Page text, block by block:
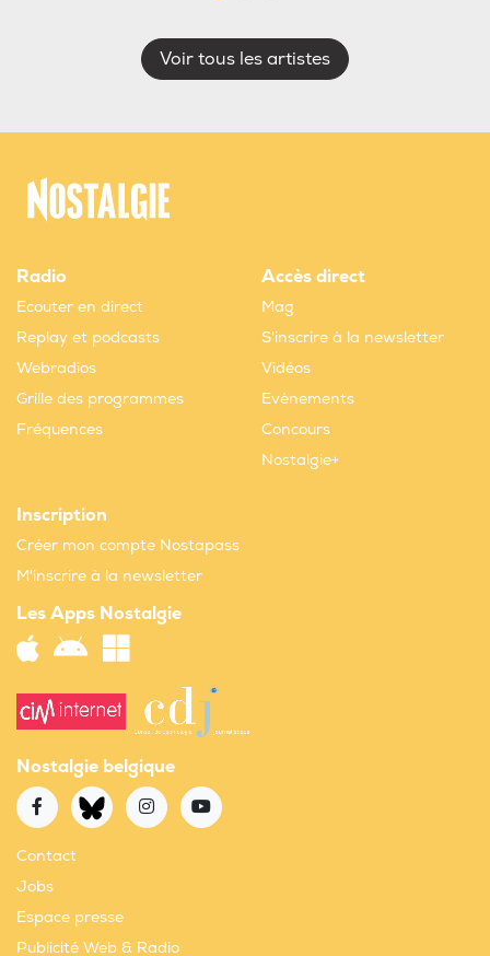
Voir tous les artistes
Radio
Ecouter en direct
Replay et podcasts
Webradios
Grille des programmes
Fréquences
Accès direct
Mag
S'inscrire à la newsletter
Vidéos
Evènements
Concours
Nostalgie+
Inscription
Créer mon compte Nostapass
M'inscrire à la newsletter
Les Apps Nostalgie
Nostalgie belgique
Contact
Jobs
Espace presse
Publicité Web & Radio